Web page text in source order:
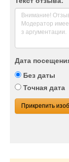
Дата
Без даты
Точная дата
Прикрепить